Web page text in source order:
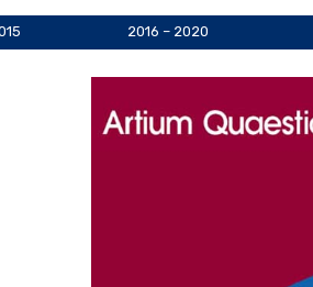
2016 – 2020